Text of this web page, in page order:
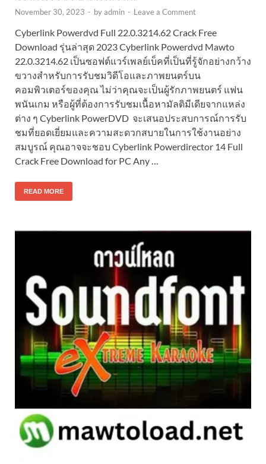
November 30, 2023 - byadmin - Leave a Comment
Cyberlink Powerdvd Full 22.0.3214.62 Crack Free
Download รุ่นล่าสุด 2023 Cyberlink Powerdvd Mawto
22.0.3214.62 เป็นซอฟต์แวร์เพลย์เบ็คที่เป็นที่รู้จักอย่างกว้าง
ขวางสำหรับการรับชมวิดีโอและภาพยนตร์บน
คอมพิวเตอร์ของคุณ ไม่ว่าคุณจะเป็นผู้รักภาพยนตร์ แฟน
พนันเกม หรือผู้ที่ต้องการรับชมเนื้อหามัลติมีเดียจากแหล่ง
ต่าง ๆ Cyberlink PowerDVD จะเสนอประสบการณ์การรับ
ชมที่ยอดเยี่ยมและความสะดวกสบายในการใช้งานอย่าง
สมบูรณ์ คุณอาจจะชอบ Cyberlink Powerdirector 14 Full
Crack Free Download for PC Any …
READ MORE